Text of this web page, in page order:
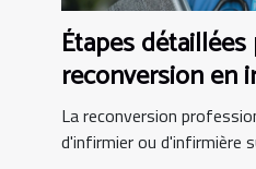
Étapes
reconversion en
infirmière
La reconversion
d'infirmier ou d'infirmière